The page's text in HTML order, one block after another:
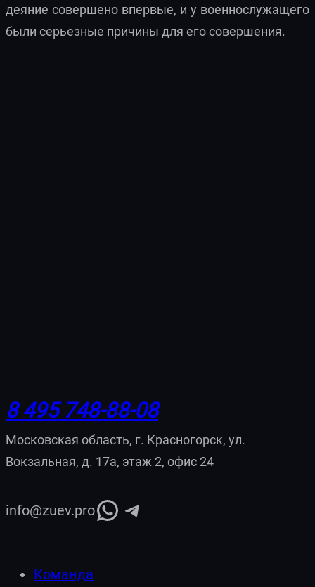
деяние совершено впервые, и у военнослужащего
были серьезные причины для его совершения.
8 495 748-88-08
Московская область, г. Красногорск, ул.
Вокзальная, д. 17а, этаж 2, офис 24
info@zuev.proWhatsApp Telegram
Команда